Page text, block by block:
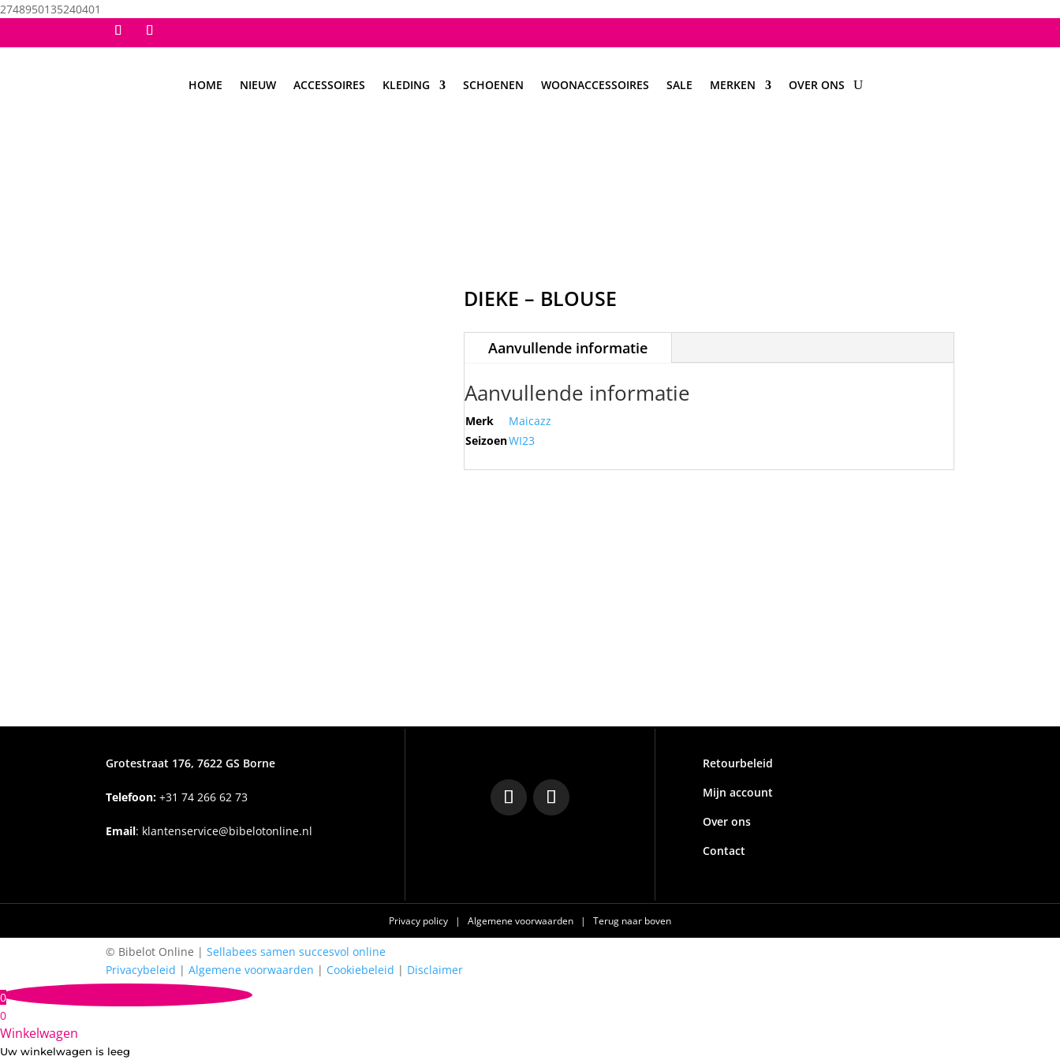
2748950135240401
HOME NIEUW ACCESSOIRES KLEDING SCHOENEN WOONACCESSOIRES SALE MERKEN OVER ONS
DIEKE – BLOUSE
Aanvullende informatie
Aanvullende informatie
Merk
Maicazz
SeizoenWI23
Grotestraat 176, 7622 GS Borne
Telefoon: +3174 266 62 73
Email: klantenservice@bibelotonline.nl
Retourbeleid
Mijn account
Over ons
Contact
Privacy policy | Algemene voorwaarden | Terug naar boven
© Bibelot Online |Sellabees samen succesvol online
Privacybeleid |Algemene voorwaarden | Cookiebeleid | Disclaimer
0
0
Winkelwagen
Uw winkelwagen is leeg